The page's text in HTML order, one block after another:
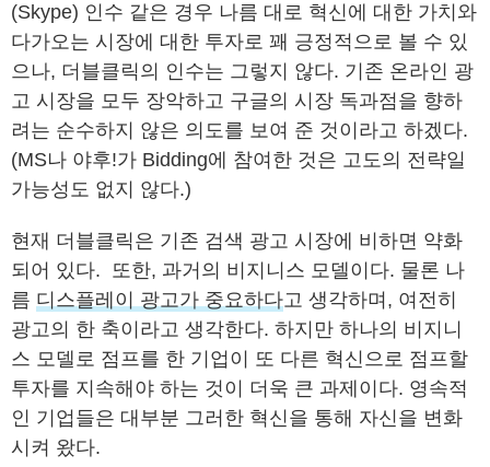
(Skype) 인수 같은 경우 나름 대로 혁신에 대한 가치와
다가오는 시장에 대한 투자로 꽤 긍정적으로 볼 수 있
으나, 더블클릭의 인수는 그렇지 않다. 기존 온라인 광
고 시장을 모두 장악하고 구글의 시장 독과점을 향하
려는 순수하지 않은 의도를 보여 준 것이라고 하겠다.
(MS나 야후!가 Bidding에 참여한 것은 고도의 전략일
가능성도 없지 않다.)
현재 더블클릭은 기존 검색 광고 시장에 비하면 약화
되어 있다. 또한, 과거의 비지니스 모델이다. 물론 나
름 디스플레이 광고가 중요하다고 생각하며, 여전히
광고의 한 축이라고 생각한다. 하지만 하나의 비지니
스 모델로 점프를 한 기업이 또 다른 혁신으로 점프할
투자를 지속해야 하는 것이 더욱 큰 과제이다. 영속적
인 기업들은 대부분 그러한 혁신을 통해 자신을 변화
시켜 왔다.